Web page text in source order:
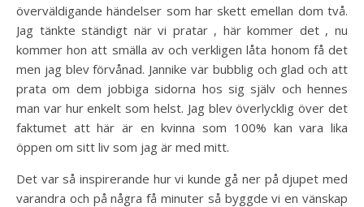
överväldigande händelser som har skett emellan dom två.
Jag tänkte ständigt när vi pratar , här kommer det , nu
kommer hon att smälla av och verkligen låta honom få det
men jag blev förvånad. Jannike var bubblig och glad och att
prata om dem jobbiga sidorna hos sig själv och hennes
man var hur enkelt som helst. Jag blev överlycklig över det
faktumet att här är en kvinna som 100% kan vara lika
öppen om sitt liv som jag är med mitt.
Det var så inspirerande hur vi kunde gå ner på djupet med
varandra och på några få minuter så byggde vi en vänskap